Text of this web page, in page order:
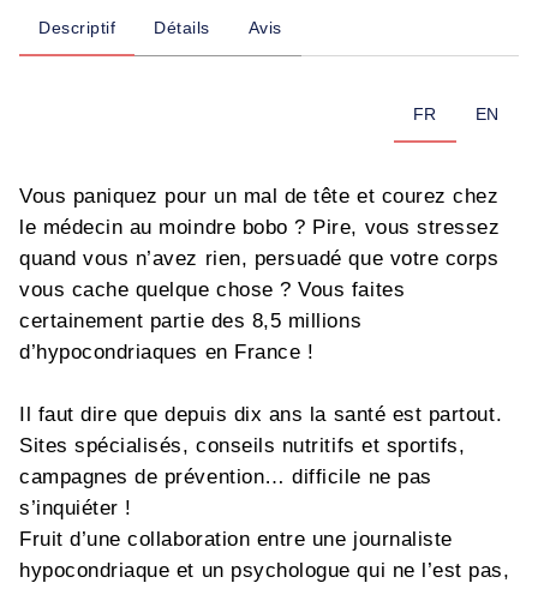
Descriptif Détails Avis
FR EN
Vous paniquez pour un mal de tête et courez chez
le médecin au moindre bobo ? Pire, vous stressez
quand vous n’avez rien, persuadé que votre corps
vous cache quelque chose ? Vous faites
certainement partie des 8,5 millions
d’hypocondriaques en France !
Il faut dire que depuis dix ans la santé est partout.
Sites spécialisés, conseils nutritifs et sportifs,
campagnes de prévention… difficile ne pas
s’inquiéter !
Fruit d’une collaboration entre une journaliste
hypocondriaque et un psychologue qui ne l’est pas,